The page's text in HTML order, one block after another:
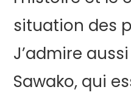
situation des
J’admire
Sawako, qui